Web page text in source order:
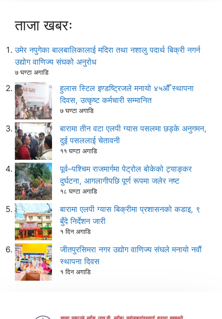
ताजा खबरः
उमेर नपुगेका बालबालिकालाई मदिरा तथा नशालु पदार्थ बिक्री नगर्न
उद्योग वाणिज्य संघको अनुरोध
७ घण्टा अगाडि
हुलास स्टिल इण्डष्ट्रिजले मनायो ४५औँ स्थापना
दिवस, उत्कृष्ट कर्मचारी सम्मानित
७ घण्टा अगाडि
बारामा तीन वटा एलपी ग्यास पसलमा छड्के अनुगमन,
दुई पसललाई चेतावनी
११ घण्टा अगाडि
पूर्व–पश्चिम राजमार्गमा पेट्रोल बोकेको ट्याङ्कर
दुर्घटना, आगलागीपछि पूर्ण रूपमा जलेर नष्ट
१८ घण्टा अगाडि
बारामा एलपी ग्यास बिक्रीमा प्रशासनको कडाइ, ९
बुँदे निर्देशन जारी
१ दिन अगाडि
जीतपुरसिमरा नगर उद्योग वाणिज्य संघले मनायो नवौं
स्थापना दिवस
१ दिन अगाडि